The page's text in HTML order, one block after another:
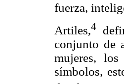
fuerza,
Artiles,4
conjunto de
mujeres,
símbolos,